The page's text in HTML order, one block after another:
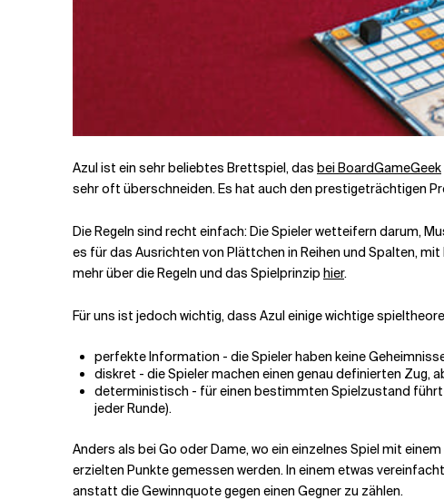
Azul ist ein sehr beliebtes Brettspiel, das bei BoardGameGeek
sehr oft überschneiden. Es hat auch den prestigeträchtigen
Die Regeln sind recht einfach: Die Spieler wetteifern darum,
es für das Ausrichten von Plättchen in Reihen und Spalten,
mehr über die Regeln und das Spielprinzip hier.
Für uns ist jedoch wichtig, dass Azul einige wichtige
perfekte Information - die Spieler haben keine
diskret - die Spieler machen einen genau definierten Zug,
deterministisch - für einen bestimmten Spielzustand führt
jeder Runde).
Anders als bei Go oder Dame, wo ein einzelnes Spiel mit
erzielten Punkte gemessen werden. In einem etwas
anstatt die Gewinnquote gegen einen Gegner zu zählen.